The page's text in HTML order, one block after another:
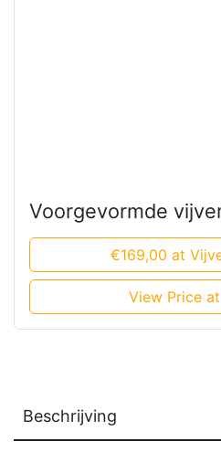
Voorgevormde
€169,00 at
View Price
Beschrijving